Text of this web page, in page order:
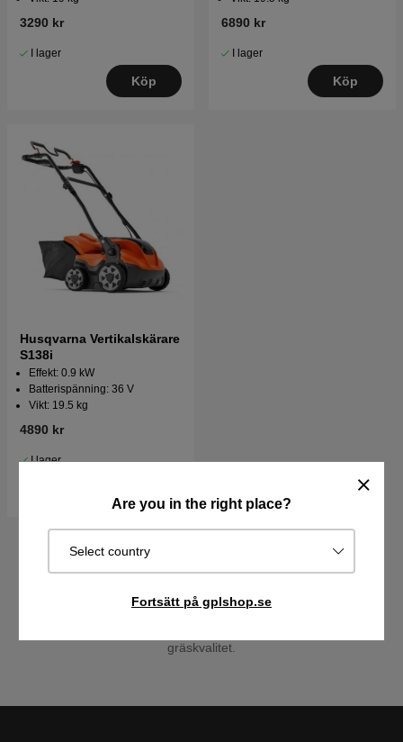
Are you in the right place?
Select country
Fortsätt på gplshop.se
3290 kr
I lager
Köp
6890 kr
I lager
Köp
Husqvarna Vertikalskärare
S138i
Effekt: 0.9 kW
Batterispänning: 36 V
Vikt: 19.5 kg
4890 kr
I lager
Få din trädgård att blomstra med en batteri- eller eldriven
utformade med användaren i fokus.
gräskvalitet.